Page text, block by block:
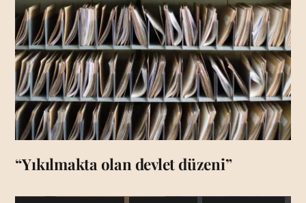
“Yıkılmakta olan devlet düzeni”